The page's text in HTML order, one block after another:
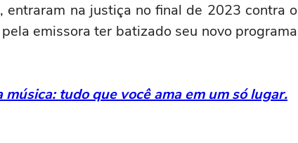
, entraram na justiça no final de 2023 contra o
emissora ter batizado seu novo programa
tudo que você ama em um só lugar.